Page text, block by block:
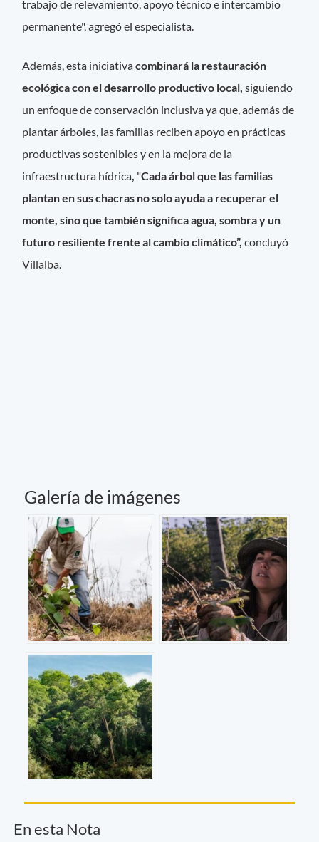
trabajo de relevamiento, apoyo técnico e intercambio
permanente", agregó el especialista.
Además, esta iniciativacombinará la restauración
ecológica con el desarrollo productivo local, siguiendo
un enfoque de conservación inclusiva ya que, además de
plantar árboles, las familias reciben apoyo en prácticas
productivas sostenibles y en la mejora de la
infraestructura hídrica, "Cada árbol que las familias
plantan en sus chacras no solo ayuda a recuperar el
monte, sino que también significa agua, sombra y un
futuro resiliente frente al cambio climático”, concluyó
Villalba.
Galería de imágenes
En esta Nota